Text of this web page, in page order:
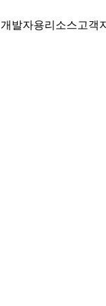
개발자용리소스고객